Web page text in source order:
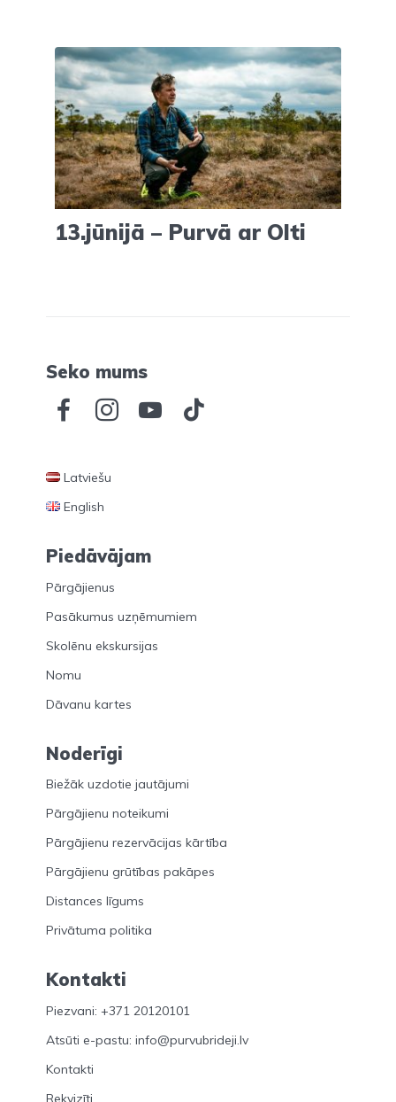
13.jūnijā – Purvā ar Olti
Seko mums
Latviešu
English
Piedāvājam
Pārgājienus
Pasākumus uzņēmumiem
Skolēnu ekskursijas
Nomu
Dāvanu kartes
Noderīgi
Biežāk uzdotie jautājumi
Pārgājienu noteikumi
Pārgājienu rezervācijas kārtība
Pārgājienu grūtības pakāpes
Distances līgums
Privātuma politika
Kontakti
Piezvani: +371 20120101
Atsūti e-pastu: info@purvubrideji.lv
Kontakti
Rekvizīti